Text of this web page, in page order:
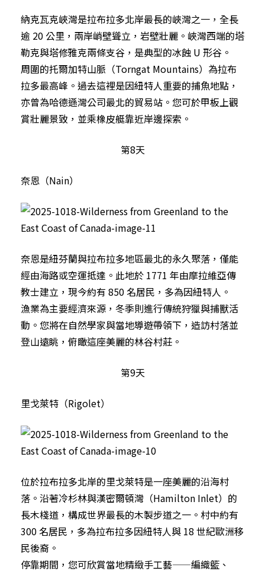
納克瓦克峽灣是拉布拉多北岸最長的峽灣之一，全長
逾 20 公里，兩岸峭壁聳立，岩壁壯麗。峽灣西端的塔
勒克與塔修雅克兩條支谷，是典型的冰蝕 U 形谷。
周圍的托爾加特山脈（Torngat Mountains）為拉布
拉多最高峰。過去這裡是因紐特人重要的捕魚地點，
亦曾為哈德遜灣公司最北的貿易站。您可於甲板上觀
賞壯麗景致，並乘橡皮艇靠近岸邊探索。
第8天
奈恩（Nain）
奈恩是紐芬蘭與拉布拉多地區最北的永久聚落，僅能
經由海路或空運抵達。此地於 1771 年由摩拉維亞傳
教士建立，現今約有 850 名居民，多為因紐特人。
漁業為主要經濟來源，冬季則進行傳統狩獵與捕獸活
動。您將在自然學家與當地導遊帶領下，造訪村落並
登山遠眺，俯瞰這座美麗的林谷村莊。
第9天
里戈萊特（Rigolet）
位於拉布拉多北岸的里戈萊特是一座美麗的沿海村
落。沿著冷杉林與漢密爾頓灣（Hamilton Inlet）的
長木棧道，構成世界最長的木製步道之一。村中約有
300 名居民，多為拉布拉多因紐特人與 18 世紀歐洲移
民後裔。
停靠期間，您可欣賞當地精緻手工藝——編織籃、